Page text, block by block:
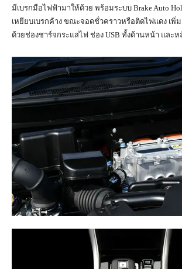
มีเบรกมือไฟฟ้ามาให้ด้วย พร้อมระบบ Brake Auto
เหยียบเบรกค้าง ขณะจอดชั่วคราวหรือติดไฟแดง เพิ่
ด้วยช่องชาร์จกระแสไฟ ช่อง USB ทั้งด้านหน้า และห